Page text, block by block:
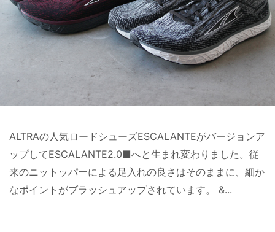
ALTRAの人気ロードシューズESCALANTEがバージョンア
ップしてESCALANTE2.0■へと生まれ変わりました。従
来のニットッパーによる足入れの良さはそのままに、細か
なポイントがブラッシュアップされています。 &...